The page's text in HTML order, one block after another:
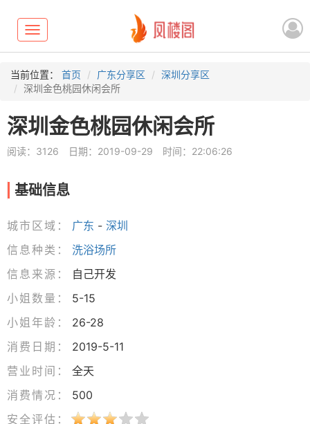
Toggle
navigation
当前位置： 首页 广东分享区
深圳分享区
深圳金色桃园休闲会所
深圳金色桃园休闲会所
阅读：3126 日期：2019-09-29 时间：22:06:26
基础信息
城市区域： 广东 - 深圳
信息种类：
洗浴场所
信息来源：
自己开发
小姐数量：
5-15
小姐年龄：
26-28
消费日期：
2019-5-11
营业时间：
全天
消费情况：
500
安全评估：